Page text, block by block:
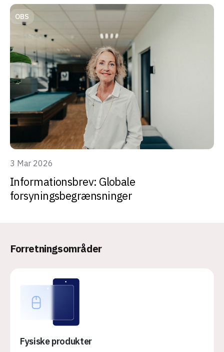
OBS
3 Mar 2026
Informationsbrev: Globale
forsyningsbegrænsninger
Forretningsområder
Fysiske produkter